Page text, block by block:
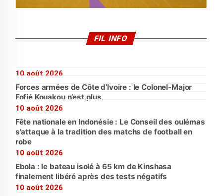
FIL INFO
10 août 2026
Forces armées de Côte d’Ivoire : le Colonel-Major
Fofié Kouakou n’est plus
10 août 2026
Fête nationale en Indonésie : Le Conseil des oulémas
s'attaque à la tradition des matchs de football en
robe
10 août 2026
Ebola : le bateau isolé à 65 km de Kinshasa
finalement libéré après des tests négatifs
10 août 2026